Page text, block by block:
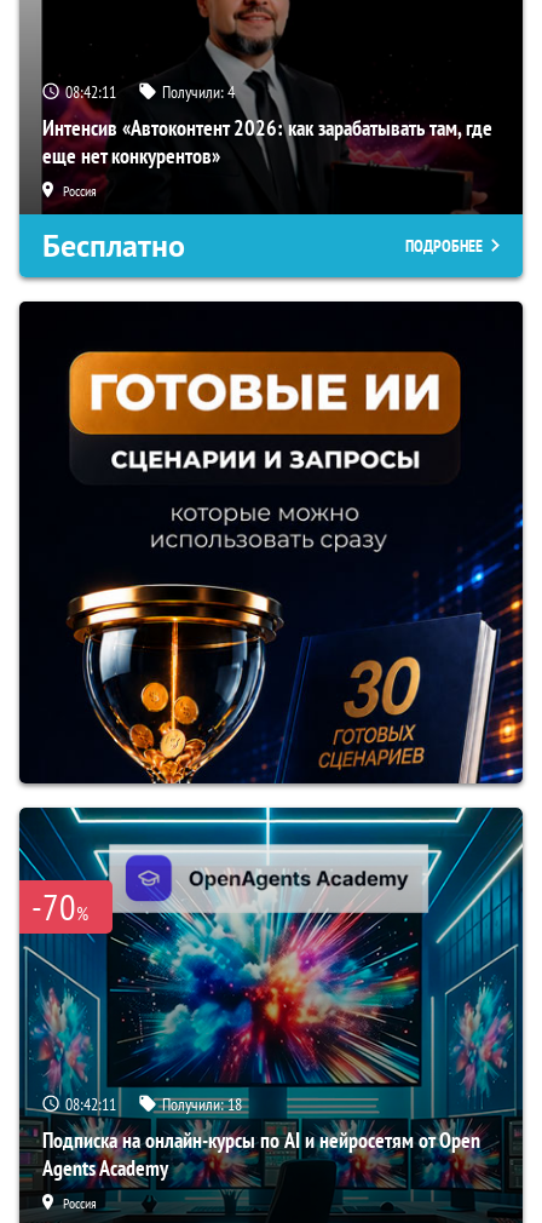
08:42:10 Получили:4
Интенсив «Автоконтент 2026: как зарабатывать там, где
еще нет конкурентов»
Россия
Бесплатно ПОДРОБНЕЕ
-70%
08:42:10 Получили:18
Подписка на онлайн-курсы по AI и нейросетям от Open
Agents Academy
Россия